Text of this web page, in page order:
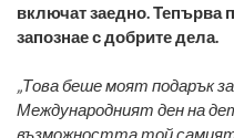
включат заедно. Тепърва
запознае с добрите дела.
„Това беше моят подарък
Международният ден на
възможността той самият